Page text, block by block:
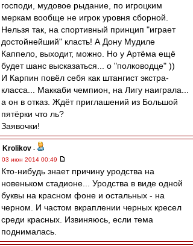
господи, мудовое рыдание, по игроцким
меркам вообще не игрок уровня сборной.
Нельзя так, на спортивный принцип "играет
достойнейший" класть! А Дону Мудиле
Каппело, выходит, можно. Но у Артёма ещё
будет шанс высказаться... о "полководце" ))
И Карпин повёл себя как штангист экстра-
класса... Маккаби чемпион, на Лигу наиграла...
а он в отказ. Ждёт приглашений из Большой
пятёрки что ль?
Заявочки!
Krolikov -
03 июн 2014 00:49
Кто-нибудь знает причину уродства на
новеньком стадионе... Уродства в виде одной
буквы на красном фоне и остальных - на
черном. И частом вкраплении черных кресел
среди красных. Извиняюсь, если тема
поднималась.